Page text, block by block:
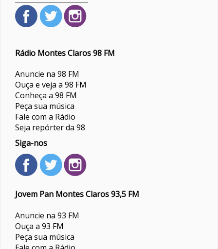
Rádio Montes Claros 98 FM
Anuncie na 98 FM
Ouça e veja a 98 FM
Conheça a 98 FM
Peça sua música
Fale com a Rádio
Seja repórter da 98
Siga-nos
Jovem Pan Montes Claros 93,5 FM
Anuncie na 93 FM
Ouça a 93 FM
Peça sua música